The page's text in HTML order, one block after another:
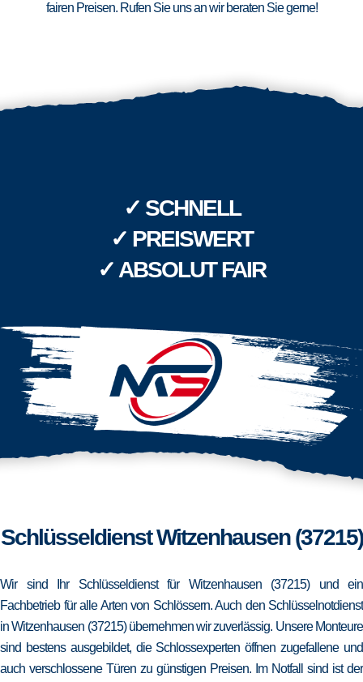
fairen Preisen. Rufen Sie uns an wir beraten Sie gerne!
✓ SCHNELL
✓ PREISWERT
✓ ABSOLUT FAIR
Schlüsseldienst Witzenhausen (37215)
Wir sind Ihr Schlüsseldienst für Witzenhausen (37215) und ein
Fachbetrieb für alle Arten von Schlössern. Auch den Schlüsselnotdienst
in Witzenhausen (37215) übernehmen wir zuverlässig. Unsere Monteure
sind bestens ausgebildet, die Schlossexperten öffnen zugefallene und
auch verschlossene Türen zu günstigen Preisen. Im Notfall sind ist der